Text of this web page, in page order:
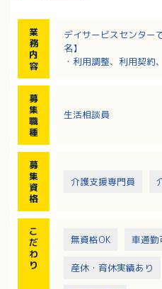
業
務
内
容
デイサービスセンター
名】
・利用調整、利用契約
※要支援から要介護5ま
募
集
職
種
生活相談員
募
集
資
格
介護支援専門員
こ
だ
わ
り
無資格OK 車通勤
産休・育休実績あり